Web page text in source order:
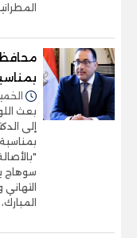
الخميس 19/مارس/
بعث
إلى
سوهاج